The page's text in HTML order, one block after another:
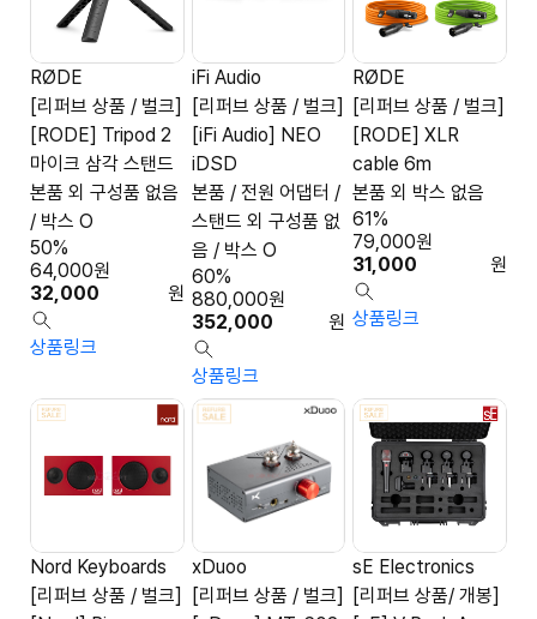
RØDE
[리퍼브 상품 / 벌크]
[RODE] Tripod 2
마이크 삼각 스탠드
본품 외 구성품 없음
/ 박스 O
32,000 원
64,000원
50%
상품링크
iFi Audio
[리퍼브 상품 / 벌크]
[iFi Audio] NEO
iDSD
본품 / 전원 어댑터 /
스탠드 외 구성품 없
음 / 박스 O
352,000 원
880,000원
60%
상품링크
RØDE
[리퍼브 상품 / 벌크]
[RODE] XLR
cable 6m
본품 외 박스 없음
31,000 원
79,000원
61%
상품링크
Nord Keyboards
[리퍼브 상품 / 벌크]
xDuoo
[리퍼브 상품 / 벌크]
sE Electronics
[리퍼브 상품/ 개봉]